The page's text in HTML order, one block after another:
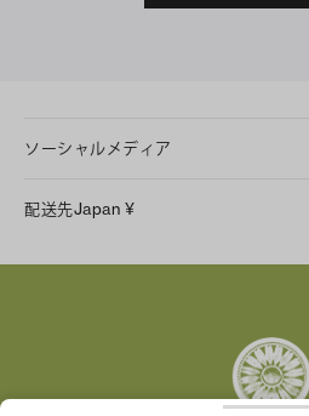
ソーシャルメディア
Facebook
配送先Japan ¥